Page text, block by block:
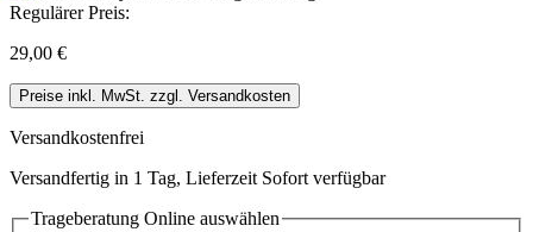
Regulärer Preis:
29,00 €
Preise inkl. MwSt. zzgl. Versandkosten
Versandkostenfrei
Versandfertig in 1 Tag, Lieferzeit Sofort verfügbar
Trageberatung Online auswählen